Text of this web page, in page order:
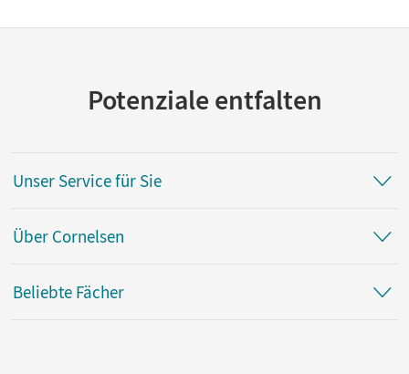
Potenziale entfalten
Unser Service für Sie
Über Cornelsen
Beliebte Fächer